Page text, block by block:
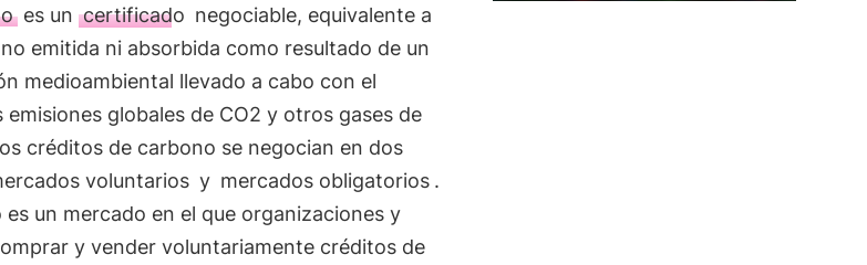
es un certificado negociable, equivalente a
emitida ni absorbida como resultado de un
medioambiental llevado a cabo con el
globales de CO2 y otros gases de
créditos de carbono se negocian en dos
voluntarios y mercados obligatorios .
un mercado en el que organizaciones y
y vender voluntariamente créditos de